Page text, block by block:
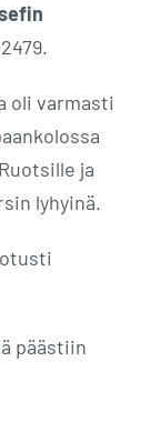
2479.
oli varmasti
ja
lyhyinä.
päästiin